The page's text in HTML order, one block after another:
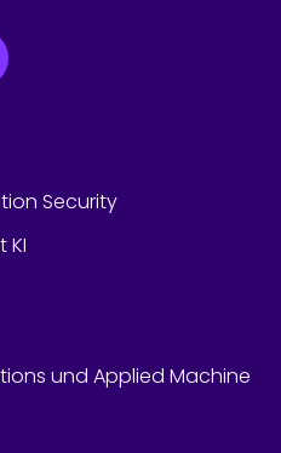
Security
KI
und Applied Machine